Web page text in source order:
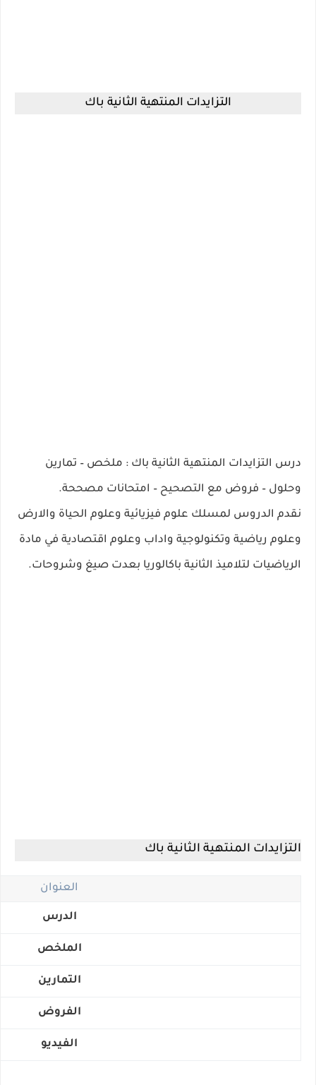
التزايدات المنتهية الثانية باك
درس التزايدات المنتهية الثانية باك : ملخص – تمارين
وحلول – فروض مع التصحيح – امتحانات مصححة.
نقدم الدروس لمسلك علوم فيزيائية وعلوم الحياة والارض
وعلوم رياضية وتكنولوجية واداب وعلوم اقتصادية في مادة
الرياضيات لتلاميذ الثانية باكالوريا بعدت صيغ وشروحات.
التزايدات المنتهية الثانية باك
العنوان
الدرس
الملخص
التمارين
الفروض
الفيديو